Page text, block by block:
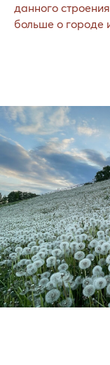
данного
больше о городе